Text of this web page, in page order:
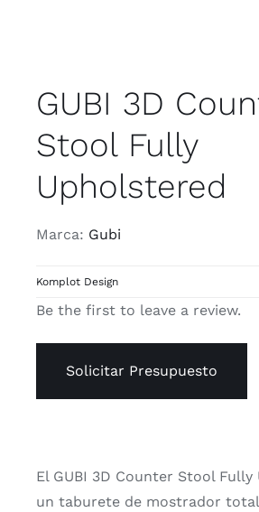
GUBI 3D
Stool Fully
Upholstered
Marca: Gubi
Komplot Design
Be the first to leave a review.
Solicitar Presupuesto
El GUBI 3D Counter Stool
un taburete de mostrador